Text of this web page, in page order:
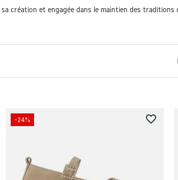
création et engagée dans le maintien des traditions
-24% favorite_border